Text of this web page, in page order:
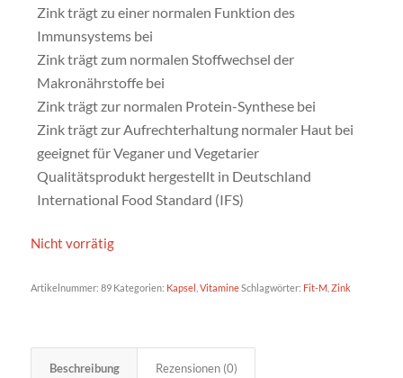
Zink trägt zu einer normalen Funktion des
Immunsystems bei
Zink trägt zum normalen Stoffwechsel der
Makronährstoffe bei
Zink trägt zur normalen Protein-Synthese bei
Zink trägt zur Aufrechterhaltung normaler Haut bei
geeignet für Veganer und Vegetarier
Qualitätsprodukt hergestellt in Deutschland
International Food Standard (IFS)
Nicht vorrätig
Artikelnummer: 89 Kategorien: Kapsel VitamineSchlagwörter: Fit-M, Zink
Beschreibung Rezensionen (0)